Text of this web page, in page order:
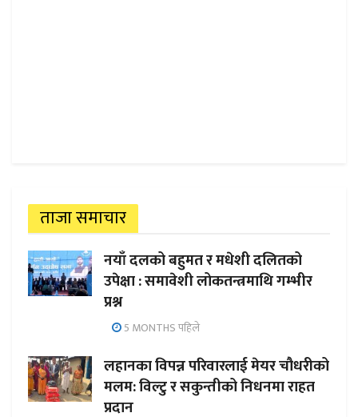
ताजा समाचार
नयाँ दलको बहुमत र मधेशी दलितको
उपेक्षा : समावेशी लोकतन्त्रमाथि गम्भीर
प्रश्न
5 MONTHS पहिले
लहानका विपन्न परिवारलाई मेयर चौधरीको
मलम: विल्टु र सकुन्तीको निधनमा राहत
प्रदान